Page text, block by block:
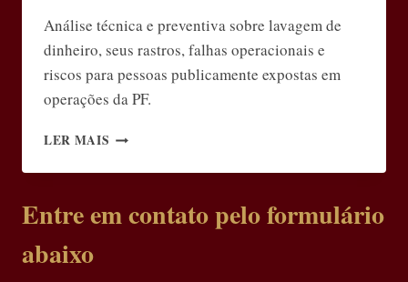
Análise técnica e preventiva sobre lavagem de
dinheiro, seus rastros, falhas operacionais e
riscos para pessoas publicamente expostas em
operações da PF.
LER MAIS LAVAGEM
DINHEIRO:
RASTROS
Entre em contato pelo formulário
abaixo